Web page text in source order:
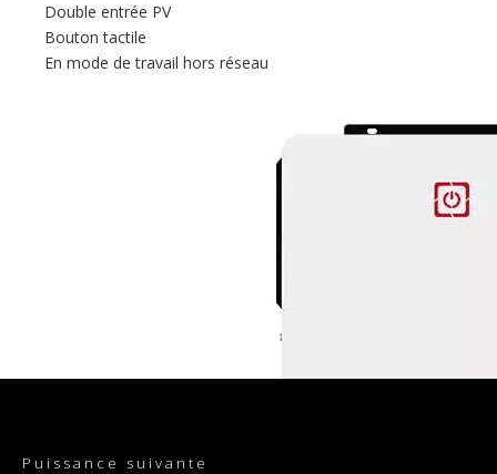
Double entrée PV
Bouton tactile
En mode de travail hors réseau
Puissance suivante